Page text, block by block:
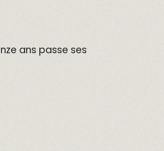
ans passe ses